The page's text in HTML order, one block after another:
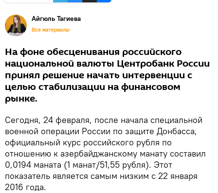
Айгюль Тагиева
Все материалы
На фоне обесценивания российского
национальной валюты Центробанк России
принял решение начать интервенции с
целью стабилизации на финансовом
рынке.
Сегодня, 24 февраля, после начала специальной
военной операции России по защите Донбасса,
официальный курс российского рубля по
отношению к азербайджанскому манату составил
0,0194 маната (1 манат/51,55 рубля). Этот
показатель является самым низким с 22 января
2016 года.